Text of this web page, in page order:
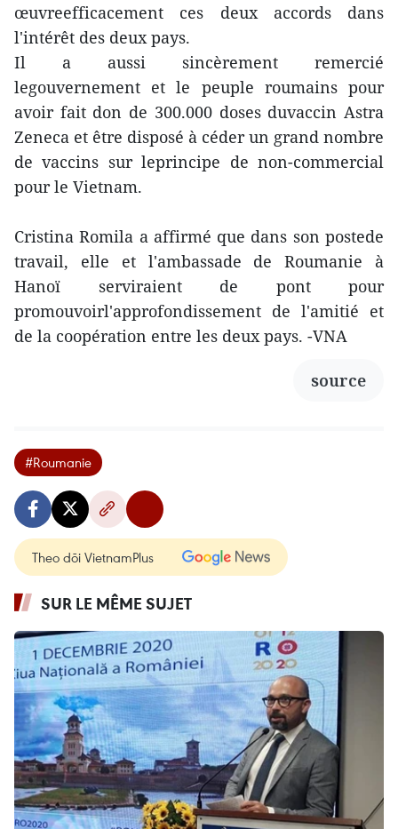
œuvreefficacement ces deux accords dans
l'intérêt des deux pays.
Il a aussi sincèrement remercié
legouvernement et le peuple roumains pour
avoir fait don de 300.000 doses duvaccin Astra
Zeneca et être disposé à céder un grand nombre
de vaccins sur leprincipe de non-commercial
pour le Vietnam.
Cristina Romila a affirmé que dans son postede
travail, elle et l'ambassade de Roumanie à
Hanoï serviraient de pont pour
promouvoirl'approfondissement de l'amitié et
de la coopération entre les deux pays. -VNA
source
#Roumanie
Theo dõi VietnamPlus
SUR LE MÊME SUJET